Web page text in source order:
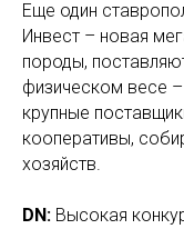
Еще один
Инвест – новая
породы,
физическом весе
крупные
кооперативы,
хозяйств.
DN: Высокая